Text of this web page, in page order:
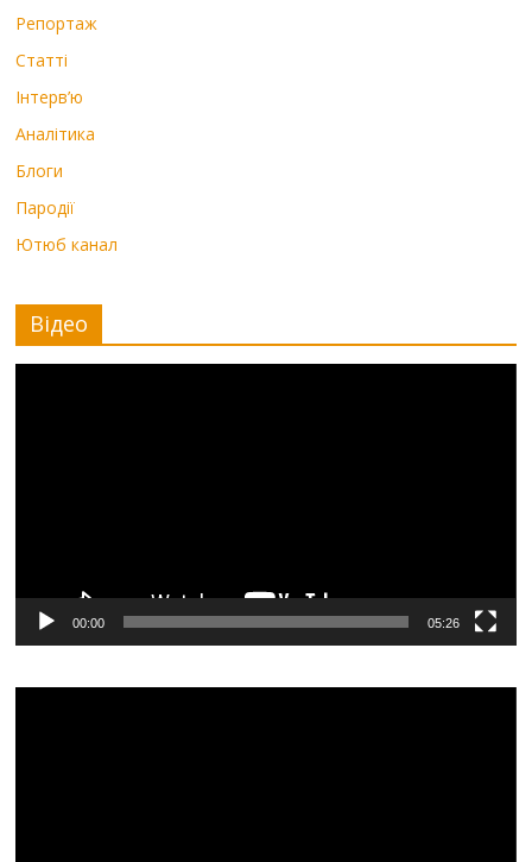
Репортаж
Статті
Інтерв’ю
Аналітика
Блоги
Пародії
Ютюб канал
Відео
00:00 05:26